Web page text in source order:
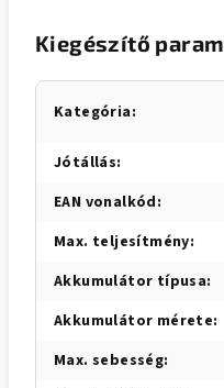
Kiegészítő
Kategória:
Jótállás:
EAN vonalkód:
Max. teljesítmény:
Akkumulátor típusa:
Akkumulátor mérete:
Max. sebesség: